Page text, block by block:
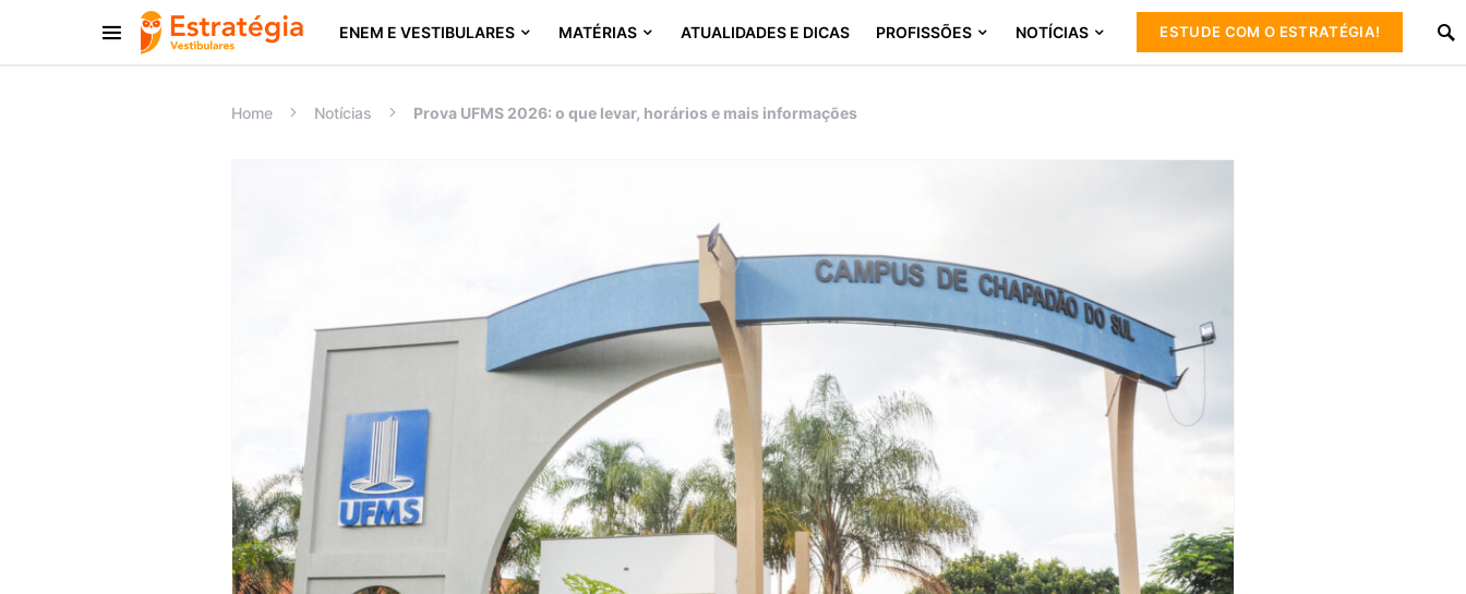
ENEM E VESTIBULARES MATÉRIAS ATUALIDADES E DICAS PROFISSÕES NOTÍCIAS ESTUDE COM O ESTRATÉGIA!
Procurar:
Home Notícias Prova UFMS 2026: o que levar, horários e mais informações